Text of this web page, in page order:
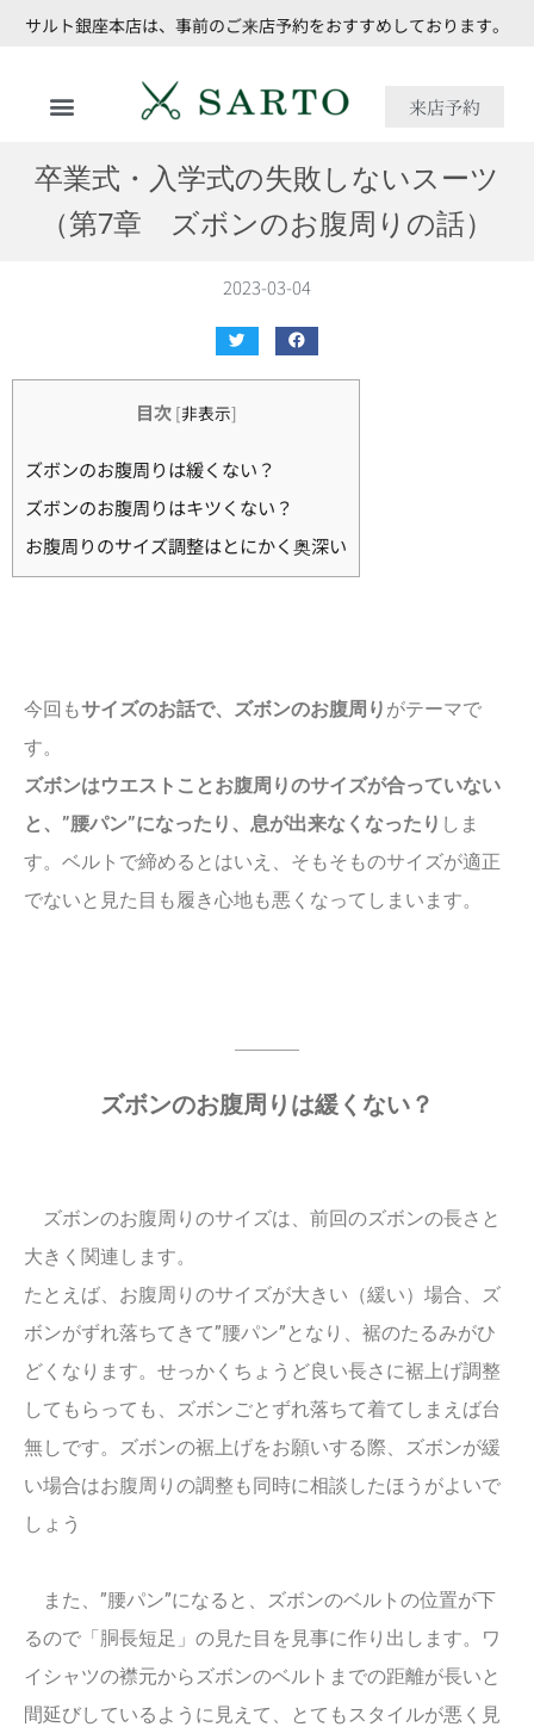
サルト銀座本店は、事前のご来店予約をおすすめしております。
来店予約
卒業式・入学式の失敗しないスーツ
（第7章 ズボンのお腹周りの話）
2023-03-04
目次 [非表示]
ズボンのお腹周りは緩くない？
ズボンのお腹周りはキツくない？
お腹周りのサイズ調整はとにかく奥深い
今回もサイズのお話で、ズボンのお腹周り がテーマで
す。
ズボンはウエストことお腹周りのサイズが合っていない
と、”腰パン”になったり、息が出来なくなったり しま
す。ベルトで締めるとはいえ、そもそものサイズが適正
でないと見た目も履き心地も悪くなってしまいます。
ズボンのお腹周りは緩くない？
ズボンのお腹周りのサイズは、前回のズボンの長さと
大きく関連します。
たとえば、お腹周りのサイズが大きい（緩い）場合、ズ
ボンがずれ落ちてきて”腰パン”となり、裾のたるみがひ
どくなります。せっかくちょうど良い長さに裾上げ調整
してもらっても、ズボンごとずれ落ちて着てしまえば台
無しです。ズボンの裾上げをお願いする際、ズボンが緩
い場合はお腹周りの調整も同時に相談したほうがよいで
しょう
また、”腰パン”になると、ズボンのベルトの位置が下
るので「胴長短足」の見た目を見事に作り出します。ワ
イシャツの襟元からズボンのベルトまでの距離が長いと
間延びしているように見えて、とてもスタイルが悪く見